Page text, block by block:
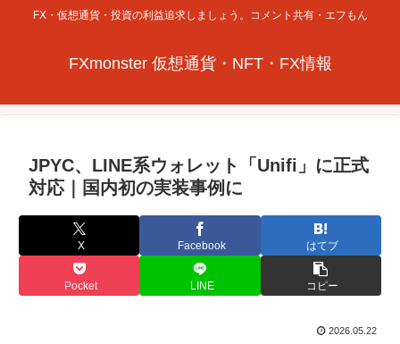
FX・仮想通貨・投資の利益追求しましょう。コメント共有・エフもん
FXmonster 仮想通貨・NFT・FX情報
JPYC、LINE系ウォレット「Unifi」に正式
対応｜国内初の実装事例に
X Facebook はてブ
Pocket LINE コピー
2026.05.22